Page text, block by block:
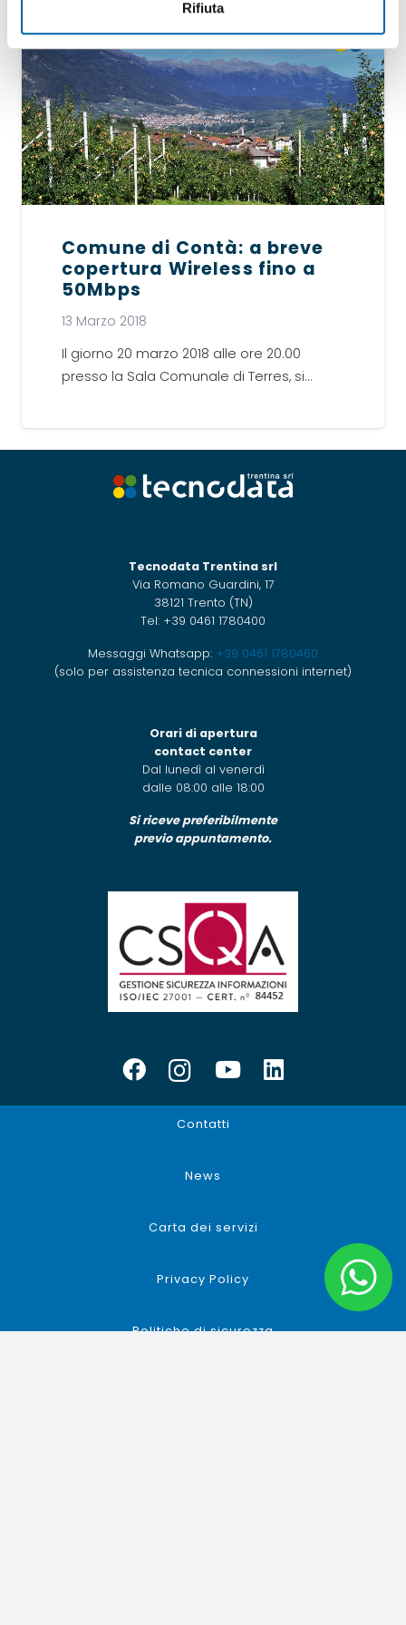
Rifiuta
COMUNICAZIONI COMMERCIALI NEWS
Comune di Contà: a breve
copertura Wireless fino a
50Mbps
13 Marzo 2018
Il giorno 20 marzo 2018 alle ore 20.00
presso la Sala Comunale di Terres, si…
Tecnodata Trentina srl
Via Romano Guardini, 17
38121 Trento (TN)
Tel: +39 0461 1780400
Messaggi Whatsapp: +39 0461 1780460
(solo per assistenza tecnica connessioni internet)
Orari di apertura
contact center
Dal lunedì al venerdì
dalle 08:00 alle 18:00
Si riceve preferibilmente
previo appuntamento.
Contatti
News
Carta dei servizi
Privacy Policy
Politiche di sicurezza